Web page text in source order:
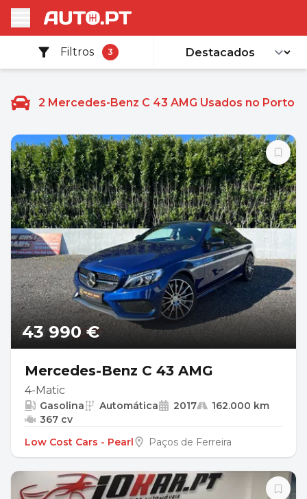
Filtros 3
2 Mercedes-Benz C 43 AMG Usados no Porto
43 990 €
Mercedes-Benz C 43 AMG
4-Matic
Gasolina Automática 2017
162.000 km
367 cv
Low Cost Cars - Pearl
Paços de Ferreira